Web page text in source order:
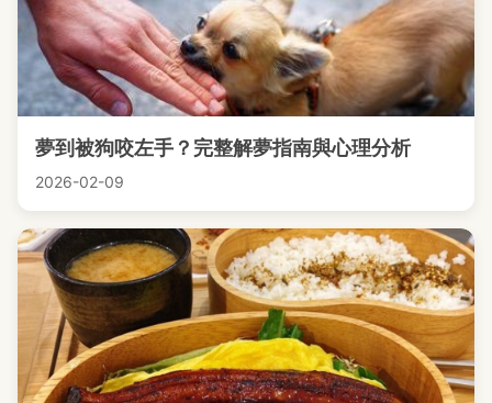
夢到被狗咬左手？完整解夢指南與心理分析
2026-02-09